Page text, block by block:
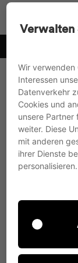
Direkt
InhaltVerwalten
Wir verwenden
Interessen
Datenverkehr
Cookies und
unsere Partner
weiter. Diese
mit anderen
ihrer Dienste
personalisieren.
wir